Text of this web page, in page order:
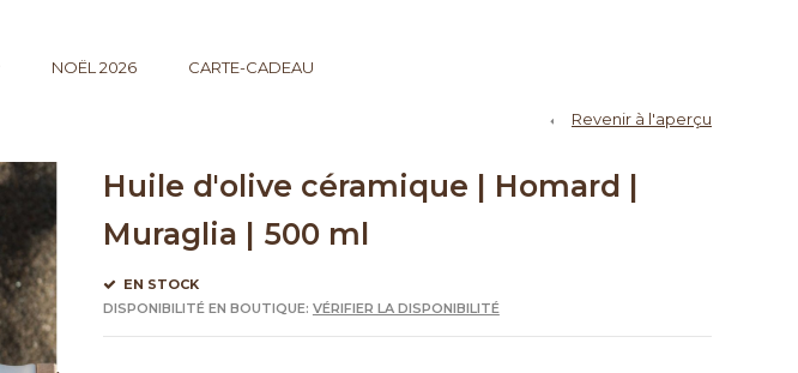
NOËL 2026 CARTE-CADEAU
Revenir à l'aperçu
Huile d'olive céramique | Homard |
Muraglia | 500 ml
EN STOCK
DISPONIBILITÉ EN BOUTIQUE: VÉRIFIER LA DISPONIBILITÉ